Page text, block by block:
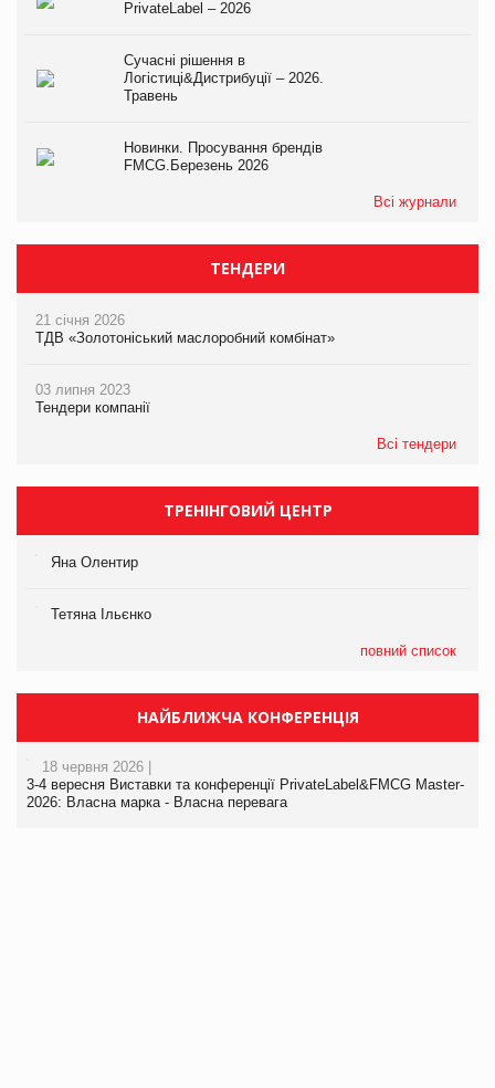
PrivateLabel – 2026
Сучасні рішення в
Логістиці&Дистрибуції – 2026.
Травень
Новинки. Просування брендів
FMCG.Березень 2026
Всі журнали
ТЕНДЕРИ
21 січня 2026
ТДВ «Золотоніський маслоробний комбінат»
03 липня 2023
Тендери компанії
Всі тендери
ТРЕНІНГОВИЙ ЦЕНТР
Яна Олентир
Тетяна Ільєнко
повний список
НАЙБЛИЖЧА КОНФЕРЕНЦІЯ
18 червня 2026 |
3-4 вересня Виставки та конференції PrivateLabel&FMCG Master-
2026: Власна марка - Власна перевага